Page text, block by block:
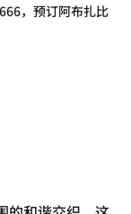
，预订阿布扎比